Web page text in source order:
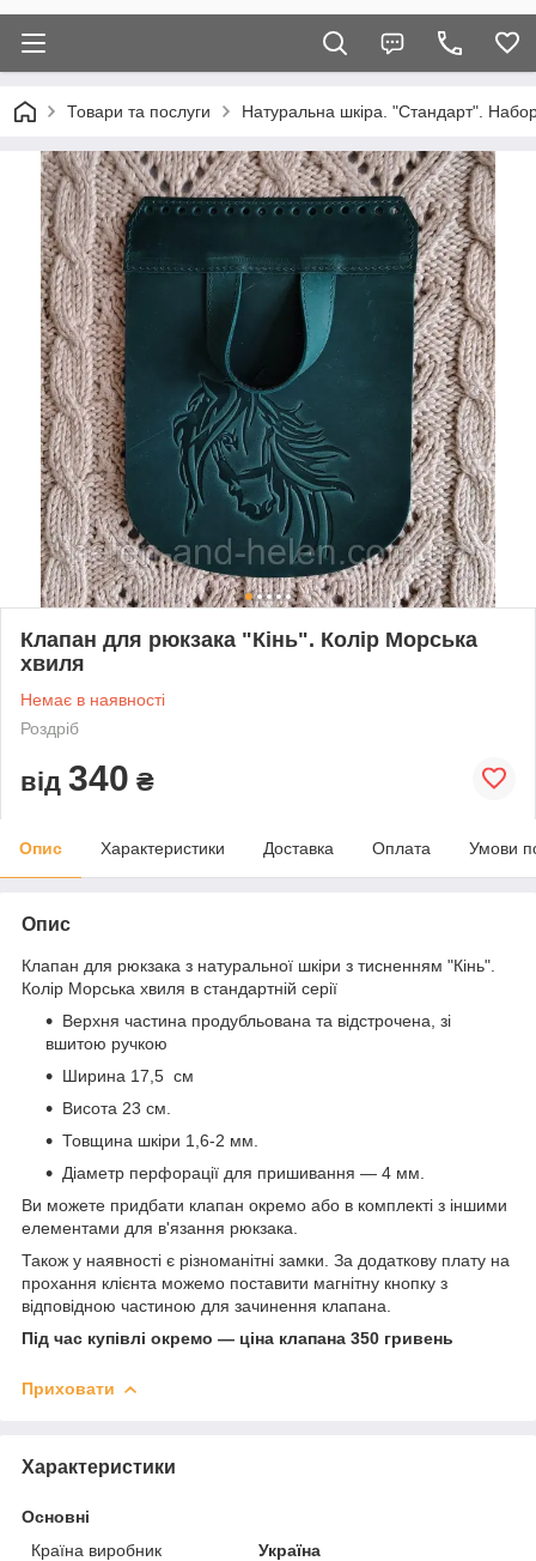
Товари та послуги Натуральна шкіра. "Стандарт".
Клапан для рюкзака "Кiнь". Колір Морська
хвиля
Немає в наявності
Роздріб
від 340 ₴
Опис Характеристики Доставка Оплата Умови
Опис
Клапан для рюкзака з натуральної шкіри з тисненням "Кiнь".
Колір Морська хвиля в стандартній серії
Верхня частина продубльована та відстрочена, зі
вшитою ручкою
Ширина 17,5 см
Висота 23 см.
Товщина шкіри 1,6-2 мм.
Діаметр перфорації для пришивання — 4 мм.
Ви можете придбати клапан окремо або в комплекті з іншими
елементами для в'язання рюкзака.
Також у наявності є різноманітні замки. За додаткову плату на
прохання клієнта можемо поставити магнітну кнопку з
відповідною частиною для зачинення клапана.
Під час купівлі окремо — ціна клапана 350 гривень
Приховати
Характеристики
Основні
Країна виробник
Україна